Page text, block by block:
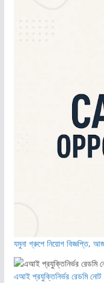
যমুনা গ্রুপে নিয়োগ বিজ্ঞপ্তি,
এআই প্রযুক্তিনির্ভর রেডমি নোট